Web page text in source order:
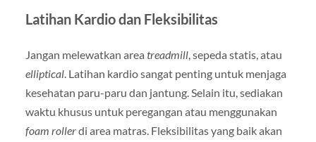
Latihan Kardio dan Fleksibilitas
Jangan melewatkan area treadmill, sepeda statis, atau
elliptical. Latihan kardio sangat penting untuk menjaga
kesehatan paru-paru dan jantung. Selain itu, sediakan
waktu khusus untuk peregangan atau menggunakan
foam rollerdi area matras. Fleksibilitas yang baik akan